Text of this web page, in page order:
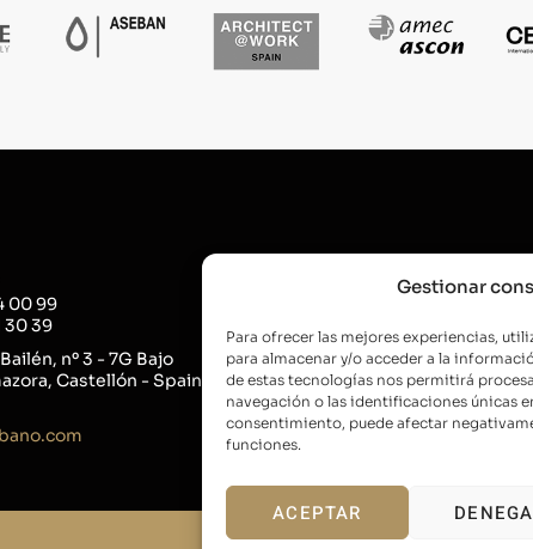
Gestionar
Para ofrecer las mejores experiencias,
para almacenar y/o acceder a la
de estas tecnologías nos permitirá
navegación o las identificaciones únicas
consentimiento, puede afectar
funciones.
ACEPTAR
00 99
30 39
nº 3 - 7G Bajo
Castellón - Spain
SUSCRÍBETE A